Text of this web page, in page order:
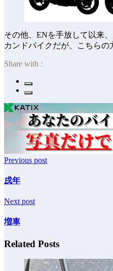
その他、ENを手放して以来
カンドバイクだが、こちらの
Share with :
Previous post
戌年
Next post
増車
Related Posts